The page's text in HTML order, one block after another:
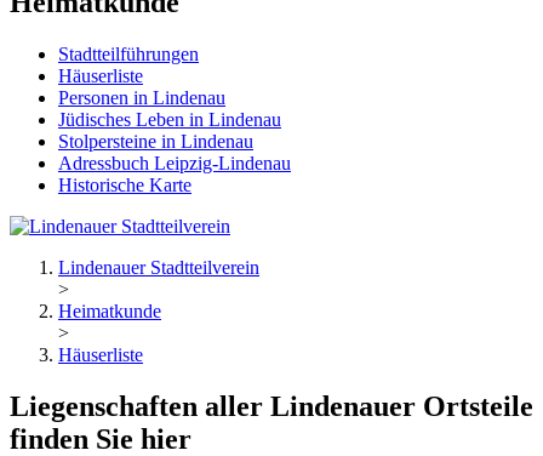
Stadtteilführungen
Häuserliste
Personen in Lindenau
Jüdisches Leben in Lindenau
Stolpersteine in Lindenau
Adressbuch Leipzig-Lindenau
Historische Karte
Lindenauer Stadtteilverein
>
Heimatkunde
>
Häuserliste
Liegenschaften aller Lindenauer Ortsteile
finden Sie hier